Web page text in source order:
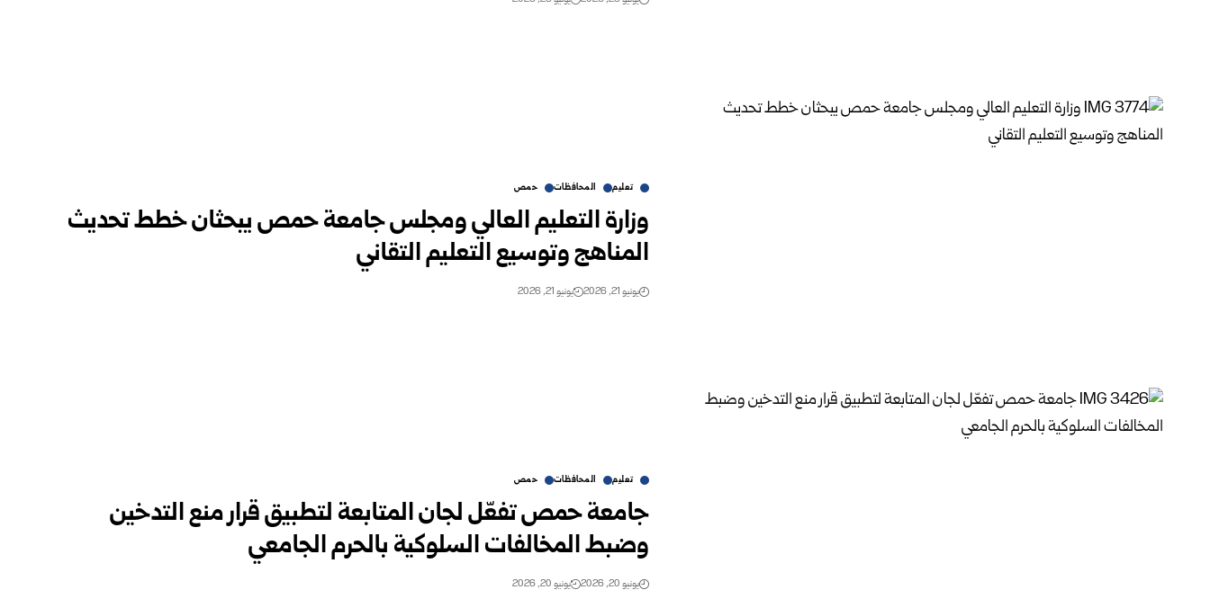
تعليم المحافظات حمص
وزارة التعليم العالي ومجلس جامعة حمص يبحثان خطط تحديث
المناهج وتوسيع التعليم التقاني
يونيو 21, 2026 يونيو 21, 2026
تعليم المحافظات حمص
جامعة حمص تفعّل لجان المتابعة لتطبيق قرار منع التدخين
وضبط المخالفات السلوكية ‏بالحرم الجامعي
يونيو 20, 2026 يونيو 20, 2026